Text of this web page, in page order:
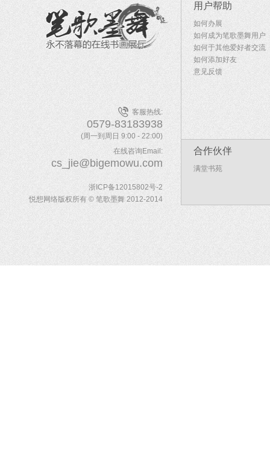
客服热线:
0579-83183938
(周一到周日 9:00 - 22:00)
在线咨询Email:
cs_jie@bigemowu.com
浙ICP备12015802号-2
悦想网络版权所有 © 笔歌墨舞 2012-2014
用户帮助
如何办展
如何成为笔歌墨舞用户
如何于其他爱好者交流
如何添加好友
意见反馈
合作伙伴
满堂书苑